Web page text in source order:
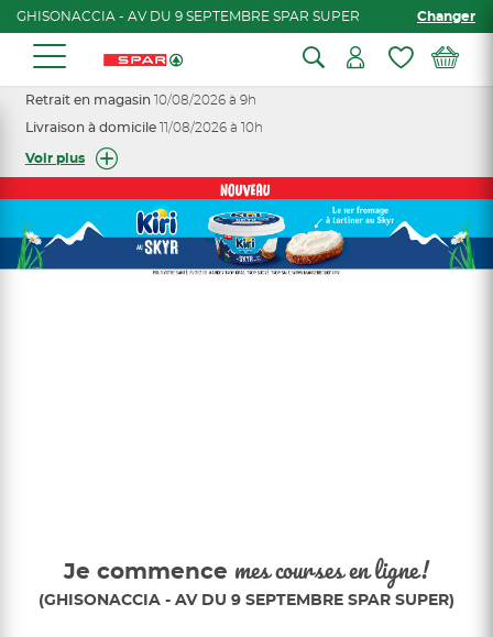
GHISONACCIA - AV DU 9 SEPTEMBRE SPAR SUPER Changer
Retrait en magasin 10/08/2026 à 9h
Livraison à domicile 11/08/2026 à 10h
Voir plus
Je commence mes courses en ligne!
(GHISONACCIA - AV DU 9 SEPTEMBRE SPAR SUPER)